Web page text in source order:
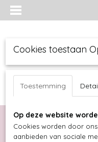
Cookies toestaan
Toestemming
Op deze website
Cookies worden door
aanbieden van sociale